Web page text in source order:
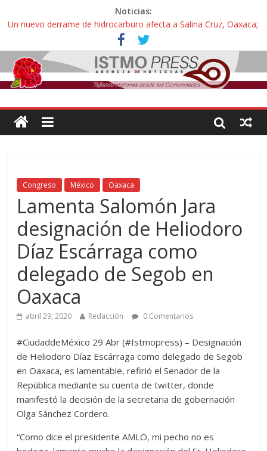
Noticias:
Un nuevo derrame de hidrocarburo afecta a Salina Cruz, Oaxaca;
ahora pescadores de Salinas del Marqués denuncian daños de
Pemex
Ángel, el joven autista expulsado por la Universidad Bienestar de
Ixtepec, Oaxaca vuelve a las aulas tras amparo
Familiares de periodista Alejandro Leyva se reúnen con titular de
intelectuales de su asesinato
Alertan pescadores de Juchitán, Oaxaca de nuevo despojo de su
Congreso México Oaxaca
Lamenta Salomón Jara
designación de Heliodoro
Díaz Escárraga como
delegado de Segob en
Oaxaca
abril 29, 2020 Redacción 0 Comentarios
#CiudaddeMéxico 29 Abr (#Istmopress) – Designación
de Heliodoro Díaz Escárraga como delegado de Segob
en Oaxaca, es lamentable, refirió el Senador de la
República mediante su cuenta de twitter, donde
manifestó la decisión de la secretaria de gobernación
Olga Sánchez Cordero.
“Como dice el presidente AMLO, mi pecho no es